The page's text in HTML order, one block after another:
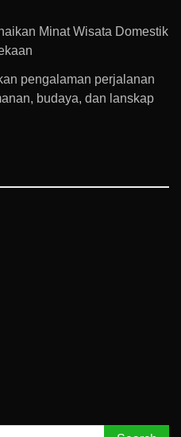
Minat Wisata Domestik
pengalaman perjalanan
budaya, dan lanskap